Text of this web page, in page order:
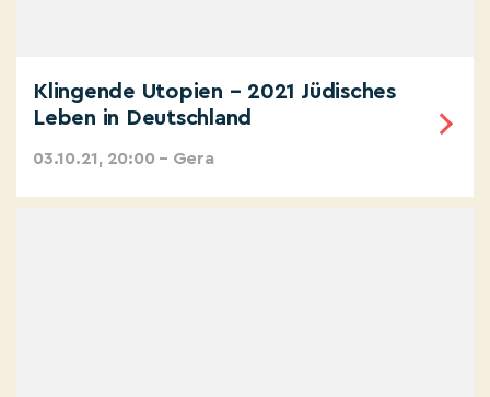
Klingende Utopien – 2021 Jüdisches
Leben in Deutschland
03.10.21, 20:00 – Gera